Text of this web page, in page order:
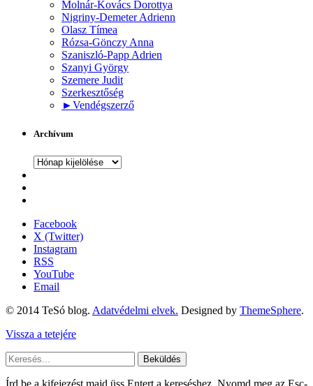
Molnár-Kovács Dorottya
Nigriny-Demeter Adrienn
Olasz Tímea
Rózsa-Gönczy Anna
Szaniszló-Papp Adrien
Szanyi György
Szemere Judit
Szerkesztőség
►Vendégszerző
Archívum
Archívum
Facebook
X (Twitter)
Instagram
RSS
YouTube
Email
© 2014 TeSó blog. Adatvédelmi elvek. Designed by ThemeSphere.
Vissza a tetejére
Beküldés
Írd be a kifejezést majd üss Entert a kereséshez. Nyomd meg az Esc-